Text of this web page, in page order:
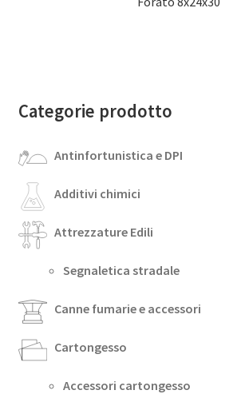
Categorie prodotto
Antinfortunistica e DPI
Additivi chimici
Attrezzature Edili
Segnaletica stradale
Canne fumarie e accessori
Cartongesso
Accessori cartongesso